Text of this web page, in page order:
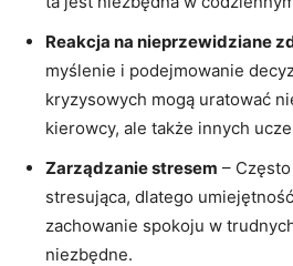
Reakcja ‍na ⁤nieprzewidziane
myślenie i​ podejmowanie
kryzysowych mogą uratować
kierowcy, ale ‍także⁣ innych
Zarządzanie stresem ‌–
stresująca, dlatego
zachowanie‍ spokoju w
niezbędne.